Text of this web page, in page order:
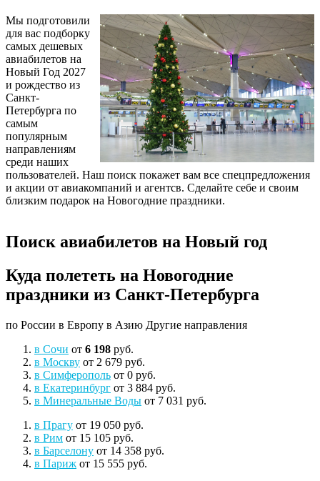
Мы подготовили
для вас подборку
самых дешевых
авиабилетов на
Новый Год 2027
и рождество из
Санкт-
Петербурга по
самым
популярным
направлениям
среди наших
пользователей. Наш поиск покажет вам все спецпредложения
и акции от авиакомпаний и агентсв. Сделайте себе и своим
близким подарок на Новогодние праздники.
Поиск авиабилетов на Новый год
Куда полететь на Новогодние
праздники из Санкт-Петербурга
по России в Европу в Азию Другие направления
в Сочи от 6 198 руб.
в Москву от 2 679 руб.
в Симферополь от 0 руб.
в Екатеринбург от 3 884 руб.
в Минеральные Воды от 7 031 руб.
в Прагу от 19 050 руб.
в Рим от 15 105 руб.
в Барселону от 14 358 руб.
в Париж от 15 555 руб.